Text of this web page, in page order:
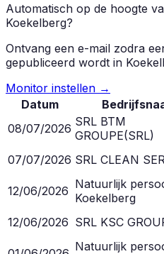
Automatisch op de hoogte
Koekelberg?
Ontvang een e-mail zodra
gepubliceerd wordt in
Monitor instellen →
Datum
08/07/2026 SRL BTM
GROUPE(SRL)
07/07/2026 SRL CLEAN
12/06/2026 Natuurlijk
Koekelberg
12/06/2026 SRL KSC
Natuurlijk